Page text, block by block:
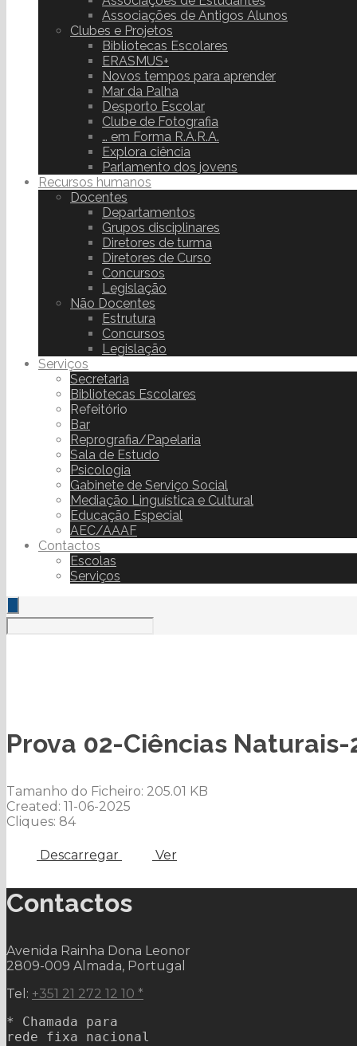
Associações de Antigos Alunos
Clubes e Projetos
Bibliotecas Escolares
ERASMUS+
Novos tempos para aprender
Mar da Palha
Desporto Escolar
Clube de Fotografia
… em Forma R.A.R.A.
Explora ciência
Parlamento dos jovens
Recursos humanos
Docentes
Departamentos
Grupos disciplinares
Diretores de turma
Diretores de Curso
Concursos
Legislação
Não Docentes
Estrutura
Concursos
Legislação
Serviços
Secretaria
Bibliotecas Escolares
Refeitório
Bar
Reprografia/Papelaria
Sala de Estudo
Psicologia
Gabinete de Serviço Social
Mediação Linguística e Cultural
Educação Especial
AEC/AAAF
Contactos
Escolas
Serviços
Prova 02-Ciências Naturais-
Tamanho do Ficheiro: 205.01 KB
Created: 11-06-2025
Cliques: 84
Descarregar Ver
Contactos
Avenida Rainha Dona Leonor
2809-009 Almada, Portugal
Tel: +351 21 272 12 10 *
* Chamada para
rede fixa nacional